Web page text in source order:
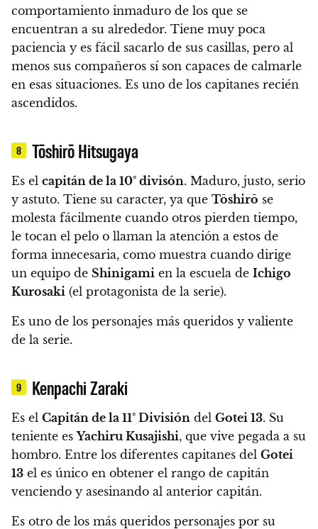
comportamiento inmaduro de los que se
encuentran a su alrededor. Tiene muy poca
paciencia y es fácil sacarlo de sus casillas, pero al
menos sus compañeros sí son capaces de calmarle
en esas situaciones. Es uno de los capitanes recién
ascendidos.
8 Tōshirō Hitsugaya
Es el capitán de la 10° divisón. Maduro, justo, serio
y astuto. Tiene su caracter, ya que Tōshirō se
molesta fácilmente cuando otros pierden tiempo,
le tocan el pelo o llaman la atención a estos de
forma innecesaria, como muestra cuando dirige
un equipo de Shinigami en la escuela de Ichigo
Kurosaki (el protagonista de la serie).
Es uno de los personajes más queridos y valiente
de la serie.
9 Kenpachi Zaraki
Es el Capitán de la 11° División del Gotei 13. Su
teniente esYachiru Kusajishi, que vive pegada a su
hombro. Entre los diferentes capitanes del Gotei
13 el es único en obtener el rango de capitán
venciendo y asesinando al anterior capitán.
Es otro de los más queridos personajes por su